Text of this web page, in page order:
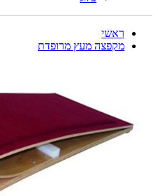
ראשי
מקפצה מעץ מרופדת